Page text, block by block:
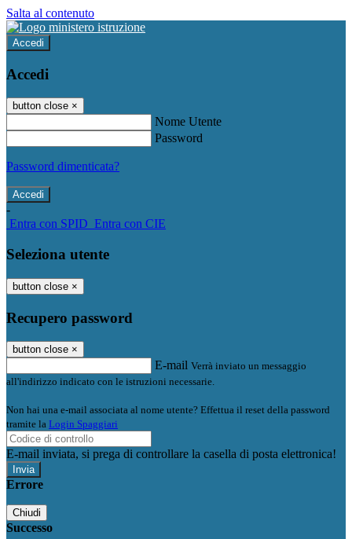
Salta al contenuto
Accedi
Accedi
button close ×
Nome Utente
Password
Password dimenticata?
-
Entra con SPID Entra con CIE
Seleziona utente
button close ×
Recupero password
button close ×
E-mail Verrà inviato un messaggio
all'indirizzo indicato con le istruzioni necessarie.
Non hai una e-mail associata al nome utente? Effettua il reset della password
tramite la Login Spaggiari
E-mail inviata, si prega di controllare la casella di posta elettronica!
Errore
Chiudi
Successo